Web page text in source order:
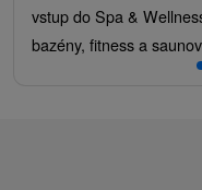
vstup do Spa &
bazény, fitness a